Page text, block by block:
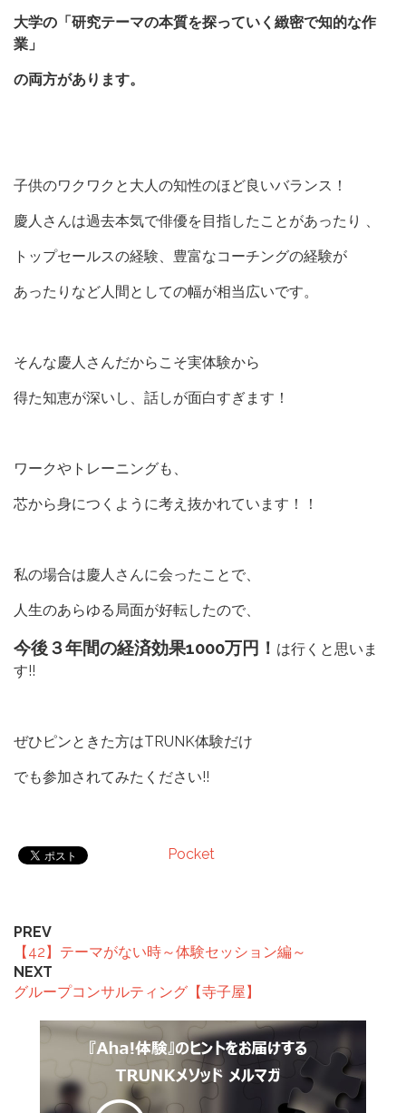
大学の「研究テーマの本質を探っていく緻密で知的な作
業」
の両方があります。
子供のワクワクと大人の知性のほど良いバランス！
慶人さんは過去本気で俳優を目指したことがあったり 、
トップセールスの経験、豊富なコーチングの経験が
あったりなど人間としての幅が相当広いです。
そんな慶人さんだからこそ実体験から
得た知恵が深いし、話しが面白すぎます！
ワークやトレーニングも、
芯から身につくように考え抜かれています！！
私の場合は慶人さんに会ったことで、
人生のあらゆる局面が好転したので、
今後３年間の経済効果1000万円！ は行くと思いま
す!!
ぜひピンときた方はTRUNK体験だけ
でも参加されてみたください!!
Pocket
PREV
【42】テーマがない時～体験セッション編～
NEXT
グループコンサルティング【寺子屋】